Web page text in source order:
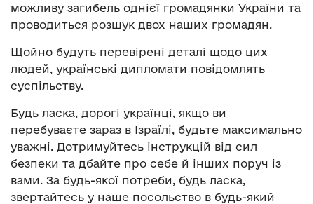
можливу загибель однієї громадянки України та
проводиться розшук двох наших громадян.
Щойно будуть перевірені деталі щодо цих
людей, українські дипломати повідомлять
суспільству.
Будь ласка, дорогі українці, якщо ви
перебуваєте зараз в Ізраїлі, будьте максимально
уважні. Дотримуйтесь інструкцій від сил
безпеки та дбайте про себе й інших поруч із
вами. За будь-якої потреби, будь ласка,
звертайтесь у наше посольство в будь-який